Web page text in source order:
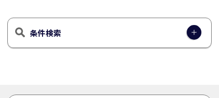
条件検索